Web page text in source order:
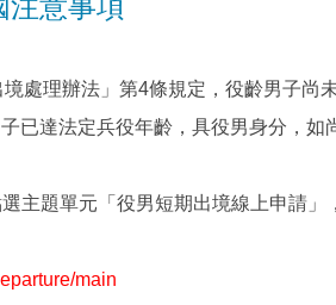
注意事項
處理辦法」第4條規定，役齡男子尚
已達法定兵役年齡，具役男身分，如
主題單元「役男短期出境線上申請」，
main